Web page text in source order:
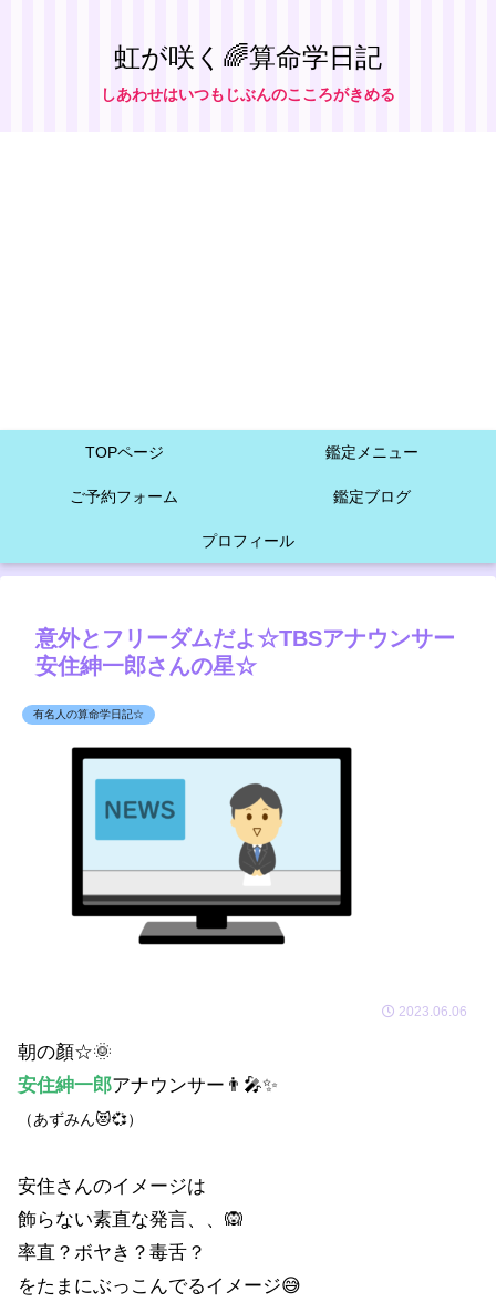
虹が咲く🌈算命学日記
しあわせはいつもじぶんのこころがきめる
TOPページ 鑑定メニュー
ご予約フォーム 鑑定ブログ
プロフィール
意外とフリーダムだよ☆TBSアナウンサー
安住紳一郎さんの星☆
有名人の算命学日記☆
2023.06.06
朝の顏☆🌞
安住紳一郎アナウンサー👨🎤✨
（あずみん😻💞）
安住さんのイメージは
飾らない素直な発言、、🙉
率直？ボヤき？毒舌？
をたまにぶっこんでるイメージ😅